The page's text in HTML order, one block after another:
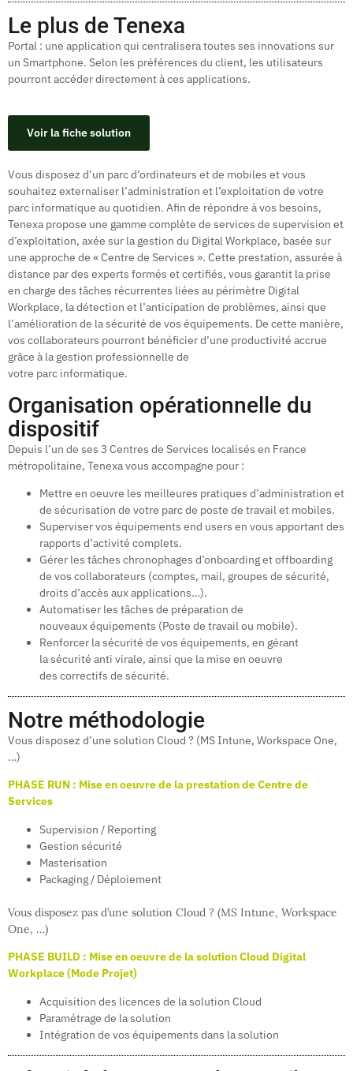
Le plus de Tenexa
Portal : une application qui centralisera toutes ses innovations sur
un Smartphone. Selon les préférences du client, les utilisateurs
pourront accéder directement à ces applications.
Voir la fiche solution
Vous disposez d’un parc d’ordinateurs et de mobiles et vous
souhaitez externaliser l’administration et l’exploitation de votre
parc informatique au quotidien. Afin de répondre à vos besoins,
Tenexa propose une gamme complète de services de supervision et
d’exploitation, axée sur la gestion du Digital Workplace, basée sur
une approche de « Centre de Services ». Cette prestation, assurée à
distance par des experts formés et certifiés, vous garantit la prise
en charge des tâches récurrentes liées au périmètre Digital
Workplace, la détection et l’anticipation de problèmes, ainsi que
l’amélioration de la sécurité de vos équipements. De cette manière,
vos collaborateurs pourront bénéficier d’une productivité accrue
grâce à la gestion professionnelle de
votre parc informatique.
Organisation opérationnelle du
dispositif
Depuis l’un de ses 3 Centres de Services localisés en France
métropolitaine, Tenexa vous accompagne pour :
Mettre en oeuvre les meilleures pratiques d’administration et
de sécurisation de votre parc de poste de travail et mobiles.
Superviser vos équipements end users en vous apportant des
rapports d’activité complets.
Gérer les tâches chronophages d’onboarding et offboarding
de vos collaborateurs (comptes, mail, groupes de sécurité,
droits d’accès aux applications…).
Automatiser les tâches de préparation de
nouveaux équipements (Poste de travail ou mobile).
Renforcer la sécurité de vos équipements, en gérant
la sécurité anti virale, ainsi que la mise en oeuvre
des correctifs de sécurité.
Notre méthodologie
Vous disposez d’une solution Cloud ? (MS Intune, Workspace One,
…)
PHASE RUN : Mise en oeuvre de la prestation de Centre de
Services
Supervision / Reporting
Gestion sécurité
Masterisation
Packaging / Déploiement
Vous disposez pas d’une solution Cloud ? (MS Intune, Workspace
One, …)
PHASE BUILD : Mise en oeuvre de la solution Cloud Digital
Workplace (Mode Projet)
Acquisition des licences de la solution Cloud
Paramétrage de la solution
Intégration de vos équipements dans la solution